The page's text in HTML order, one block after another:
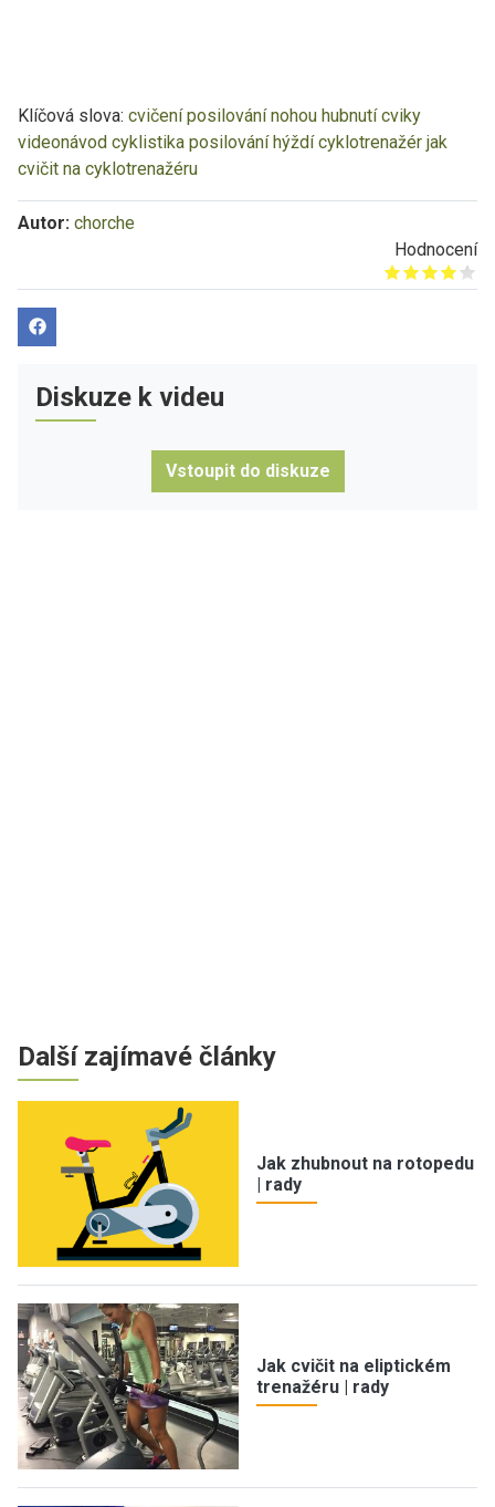
Klíčová slova: cvičení posilování nohou hubnutí cviky
videonávod cyklistika posilování hýždí cyklotrenažér jak
cvičit na cyklotrenažéru
Autor: chorche
Hodnocení
Give it 1/5
Give it 2/5
Give it 3/5
Give it 4/5
Give it 5/5
Diskuze k videu
Vstoupit do diskuze
Další zajímavé články
Jak zhubnout na rotopedu
| rady
Jak cvičit na eliptickém
trenažéru | rady